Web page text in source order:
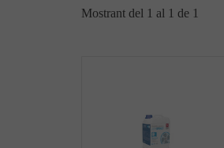
Mostrant del 1 al 1 de 1